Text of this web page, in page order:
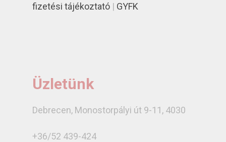
fizetési tájékoztató | GYFK
Üzletünk
Debrecen, Monostorpályi út 9-11, 4030
+36/52 439-424